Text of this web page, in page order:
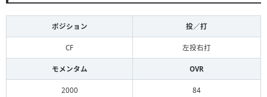
ポジション 投／打
CF 左投右打
モメンタム OVR
2000 84